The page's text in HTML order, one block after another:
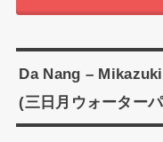
Da Nang –
(三日月ウォーター